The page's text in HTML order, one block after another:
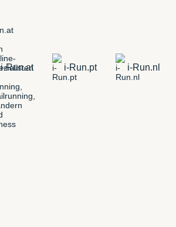
i-Run.at i-Run.pt i-Run.nl